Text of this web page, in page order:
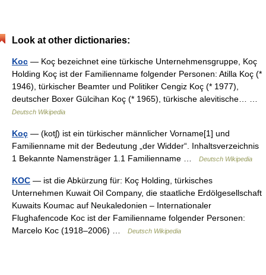
Look at other dictionaries:
Koc — Koç bezeichnet eine türkische Unternehmensgruppe, Koç
Holding Koç ist der Familienname folgender Personen: Atilla Koç (*
1946), türkischer Beamter und Politiker Cengiz Koç (* 1977),
deutscher Boxer Gülcihan Koç (* 1965), türkische alevitische… …
Deutsch Wikipedia
Koç — (kotʃ) ist ein türkischer männlicher Vorname[1] und
Familienname mit der Bedeutung „der Widder“. Inhaltsverzeichnis
1 Bekannte Namensträger 1.1 Familienname …
Deutsch Wikipedia
KOC — ist die Abkürzung für: Koç Holding, türkisches
Unternehmen Kuwait Oil Company, die staatliche Erdölgesellschaft
Kuwaits Koumac auf Neukaledonien – Internationaler
Flughafencode Koc ist der Familienname folgender Personen:
Marcelo Koc (1918–2006) …
Deutsch Wikipedia